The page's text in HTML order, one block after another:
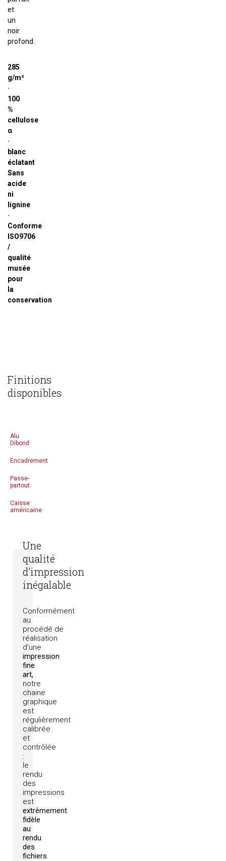
et
un
noir
profond.
285
g/m²
·
100
%
cellulose
α
·
blanc
éclatant
Sans
acide
ni
lignine
·
Conforme
ISO9706
/
qualité
musée
pour
la
conservation
Finitions
disponibles
Alu
Dibond
Encadrement
Passe-
partout
Caisse
américaine
Une
qualité
d’impression
inégalable
Conformément
au
procédé de
réalisation
d'une
impression
fine
art,
notre
chaine
graphique
est
régulièrement
calibrée
et
contrôlée
:
le
rendu
des
impressions
est
extrêmement
fidèle
au
rendu
des
fichiers.